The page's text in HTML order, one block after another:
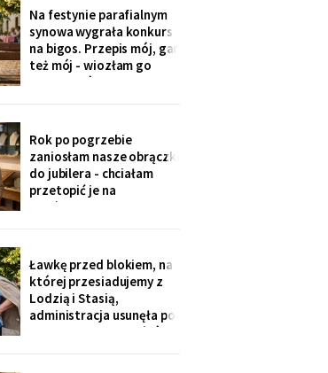
kogo nakrywać". W dwie
godziny napisało
czterdzieści obcych osób.
Z rodziny - nikt, choć
wszyscy tam siedzą.
Na festynie parafialnym
synowa wygrała konkurs
na bigos. Przepis mój, gar
też mój - wiozłam go
rano taksówką, żeby się
mikrofonu: „to stary
przepis z mojej rodziny".
Klaskałam razem ze
wszystkimi.
Rok po pogrzebie
zaniosłam nasze obrączki
do jubilera - chciałam
przetopić je na
pierścionek dla wnuczki.
cicho: „Pani jest złota.
Męża - pozłacana, dobra
imitacja, robota sprzed
lat".
Ławkę przed blokiem, na
której przesiadujemy z
Lodzią i Stasią,
administracja usunęła po
„skargach mieszkańców"